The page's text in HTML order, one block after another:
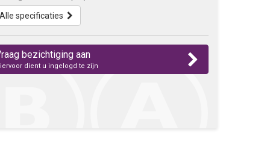
Alle specificaties
bezichtiging aan
dient u ingelogd te zijn